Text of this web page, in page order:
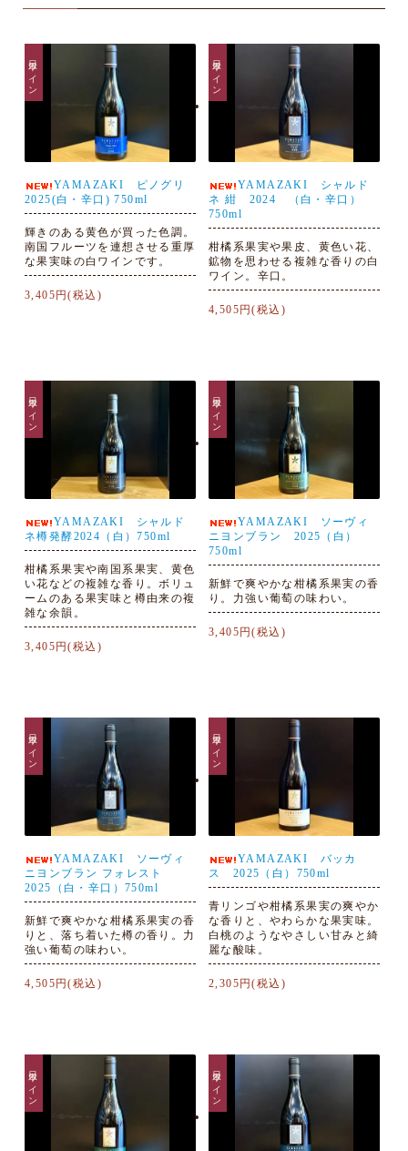
日本ワイン
YAMAZAKI ピノグリ
2025(白・辛口) 750ml
輝きのある黄色が買った色調。
南国フルーツを連想させる重厚
な果実味の白ワインです。
3,405円(税込)
日本ワイン
YAMAZAKI シャルド
ネ 紺 2024 （白・辛口）
750ml
柑橘系果実や果皮、黄色い花、
鉱物を思わせる複雑な香りの白
ワイン。辛口。
4,505円(税込)
日本ワイン
YAMAZAKI シャルド
ネ樽発酵2024（白）750ml
柑橘系果実や南国系果実、黄色
い花などの複雑な香り。ボリュ
ームのある果実味と樽由来の複
雑な余韻。
3,405円(税込)
日本ワイン
YAMAZAKI ソーヴィ
ニヨンブラン 2025（白）
750ml
新鮮で爽やかな柑橘系果実の香
り。力強い葡萄の味わい。
3,405円(税込)
日本ワイン
YAMAZAKI ソーヴィ
ニヨンブラン フォレスト
2025（白・辛口）750ml
新鮮で爽やかな柑橘系果実の香
りと、落ち着いた樽の香り。力
強い葡萄の味わい。
4,505円(税込)
日本ワイン
YAMAZAKI バッカ
ス 2025（白）750ml
青リンゴや柑橘系果実の爽やか
な香りと、やわらかな果実味。
白桃のようなやさしい甘みと綺
麗な酸味。
2,305円(税込)
日本ワイン 日本ワイン